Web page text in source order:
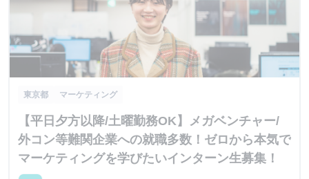
東京都 マーケティング
【平日夕方以降/土曜勤務OK】メガベンチャー/
外コン等難関企業への就職多数！ゼロから本気で
マーケティングを学びたいインターン生募集！